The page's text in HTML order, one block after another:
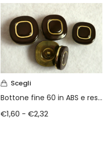
Scegli
Bottone fine 60 in ABS e resina
€1,60 - €2,32